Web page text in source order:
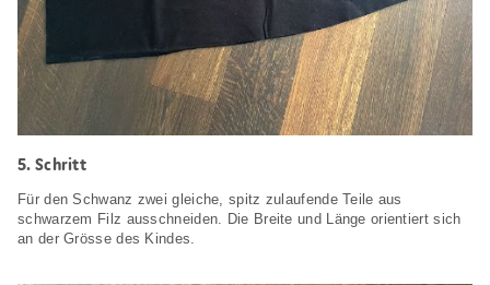
5. Schritt
Für den Schwanz zwei gleiche, spitz zulaufende Teile aus
schwarzem Filz ausschneiden. Die Breite und Länge orientiert sich
an der Grösse des Kindes.